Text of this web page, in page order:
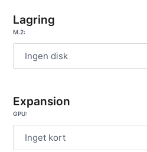
Lagring
M.2:
Expansion
GPU: